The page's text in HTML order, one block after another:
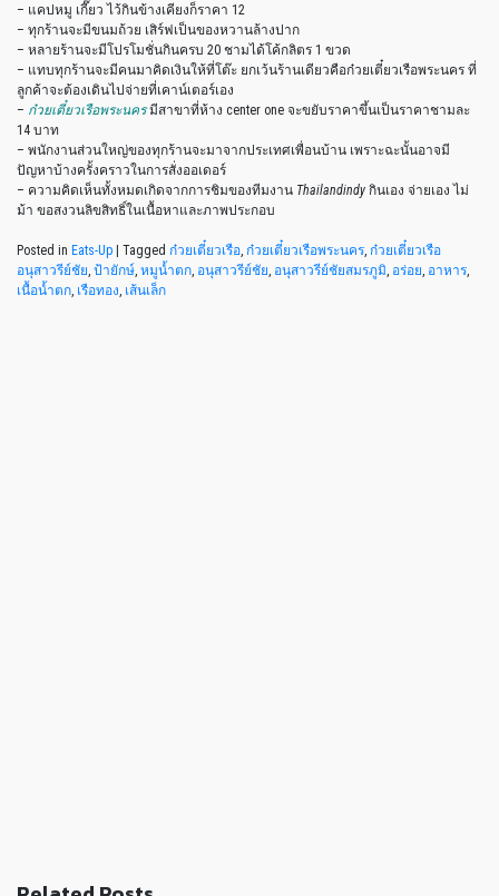
– แคปหมู เกี๊ยว ไว้กินข้างเคียงก็ราคา 12
– ทุกร้านจะมีขนมถ้วย เสิร์ฟเป็นของหวานล้างปาก
– หลายร้านจะมีโปรโมชั่นกินครบ 20 ชามได้โค้กลิตร 1 ขวด
– แทบทุกร้านจะมีคนมาคิดเงินให้ที่โต๊ะ ยกเว้นร้านเดียวคือก๋วยเตี๋ยวเรือพระนคร ที่
ลูกค้าจะต้องเดินไปจ่ายที่เคาน์เตอร์เอง
– ก๋วยเตี๋ยวเรือพระนครมีสาขาที่ห้าง center one จะขยับราคาขึ้นเป็นราคาชามละ
14 บาท
– พนักงานส่วนใหญ่ของทุกร้านจะมาจากประเทศเพื่อนบ้าน เพราะฉะนั้นอาจมี
ปัญหาบ้างครั้งคราวในการสั่งออเดอร์
– ความคิดเห็นทั้งหมดเกิดจากการชิมของทีมงาน Thailandindy กินเอง จ่ายเอง ไม่
ม้า ขอสงวนลิขสิทธิ์ในเนื้อหาและภาพประกอบ
Posted in Eats-Up Tagged ก๋วยเตี๋ยวเรือ, ก๋วยเตี๋ยวเรือพระนคร, ก๋วยเตี๋ยวเรือ
อนุสาวรีย์ชัย, ป้ายักษ์, หมูน้ำตก, อนุสาวรีย์ชัย, อนุสาวรีย์ชัยสมรภูมิ, อร่อย, อาหาร,
เนื้อน้ำตก, เรือทอง, เส้นเล็ก